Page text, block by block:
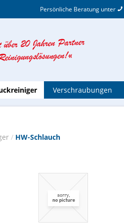
Persönliche Beratung unter
Verschraubungen
/ HW-Schlauch